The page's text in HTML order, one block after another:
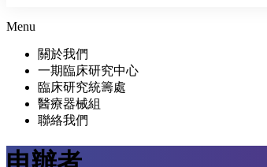
Menu
關於我們
一期臨床研究中心
臨床研究統籌處
醫療器械組
聯絡我們